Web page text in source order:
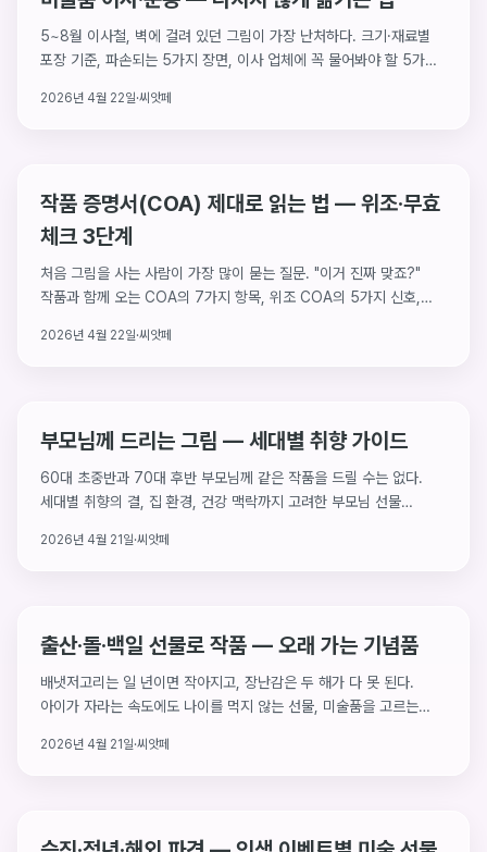
5~8월 이사철, 벽에 걸려 있던 그림이 가장 난처하다. 크기·재료별
포장 기준, 파손되는 5가지 장면, 이사 업체에 꼭 물어봐야 할 5가지
2026년 4월 22일·씨앗페
작품 증명서(COA) 제대로 읽는 법 — 위조·무효
체크 3단계
처음 그림을 사는 사람이 가장 많이 묻는 질문. "이거 진짜 맞죠?"
작품과 함께 오는 COA의 7가지 항목, 위조 COA의 5가지 신호,
2026년 4월 22일·씨앗페
부모님께 드리는 그림 — 세대별 취향 가이드
60대 초중반과 70대 후반 부모님께 같은 작품을 드릴 수는 없다.
세대별 취향의 결, 집 환경, 건강 맥락까지 고려한 부모님 선물
2026년 4월 21일·씨앗페
출산·돌·백일 선물로 작품 — 오래 가는 기념품
배냇저고리는 일 년이면 작아지고, 장난감은 두 해가 다 못 된다.
아이가 자라는 속도에도 나이를 먹지 않는 선물, 미술품을 고르는
2026년 4월 21일·씨앗페